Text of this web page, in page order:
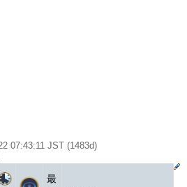
07:43:11 JST (1483d)
最